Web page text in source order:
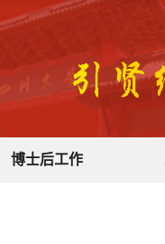
博士后工作